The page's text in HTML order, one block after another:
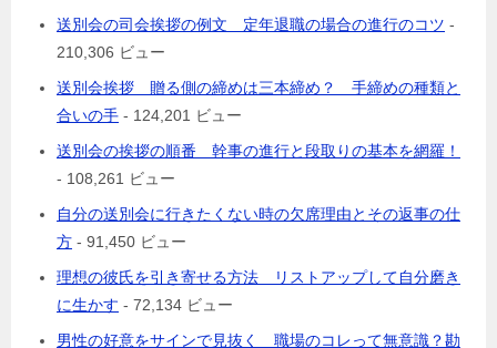
送別会の司会挨拶の例文 定年退職の場合の進行のコツ -
210,306 ビュー
送別会挨拶 贈る側の締めは三本締め？ 手締めの種類と
合いの手 - 124,201 ビュー
送別会の挨拶の順番 幹事の進行と段取りの基本を網羅！
- 108,261 ビュー
自分の送別会に行きたくない時の欠席理由とその返事の仕
方 - 91,450 ビュー
理想の彼氏を引き寄せる方法 リストアップして自分磨き
に生かす - 72,134 ビュー
男性の好意をサインで見抜く 職場のコレって無意識？勘